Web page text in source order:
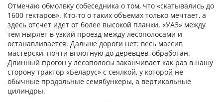
Отмечаю обмолвку собеседника о том, что «скатывались до
1600 гектаров». Кто-то о таких объемах только мечтает, а
здесь отсчет идет от более высокой планки. «УАЗ» между
тем ныряет в узкий проезд между лесополосами и
останавливается. Дальше дороги нет: весь массив
мастерски, почти вплотную до деревцев, обработан.
Длинный прогон у лесополосы заканчивает как раз в нашу
сторону трактор «Беларус» с сеялкой, у которой не
обычные продольные семябункеры, а вертикальные
цилиндры.